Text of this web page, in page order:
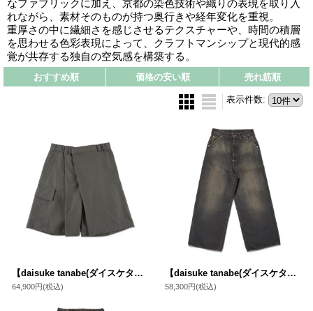
なファブリックに加え、京都の染色技術や織りの表現を取り入
れながら、素材そのものが持つ奥行きや経年変化を重視。
重厚さの中に繊細さを感じさせるテクスチャーや、時間の積層
を思わせる色彩表現によって、クラフトマンシップと現代的感
覚が共存する独自の空気感を構築する。
おすすめ順 価格の安い順 売れ筋順
表示件数:
【daisuke tanabe(ダイスケタナベ)】knee shorts ventile
64,900円(税込)
【daisuke tanabe(ダイスケタナベ)】coffee black denim trousers/ destroyed
58,300円(税込)